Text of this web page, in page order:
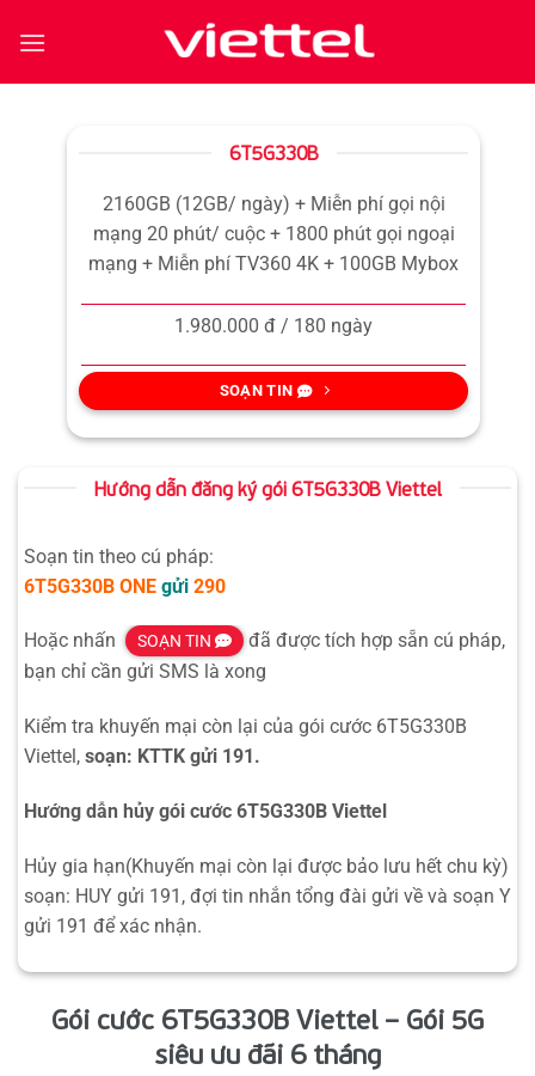
qua
6T5G330B
2160GB (12GB/ ngày) + Miễn phí gọi nội
mạng 20 phút/ cuộc + 1800 phút gọi ngoại
mạng + Miễn phí TV360 4K + 100GB Mybox
1.980.000 đ / 180 ngày
SOẠN TIN
Hướng dẫn đăng ký gói 6T5G330B Viettel
Soạn tin theo cú pháp:
6T5G330B ONE gửi 290
Hoặc nhấn SOẠN TIN
đã được tích hợp sẵn cú pháp,
bạn chỉ cần gửi SMS là xong
Kiểm tra khuyến mại còn lại của gói cước 6T5G330B
Viettel, soạn: KTTK gửi 191.
Hướng dẫn hủy gói cước 6T5G330B Viettel
Hủy gia hạn(Khuyến mại còn lại được bảo lưu hết chu kỳ)
soạn: HUY gửi 191, đợi tin nhắn tổng đài gửi về và soạn Y
gửi 191 để xác nhận.
Gói cước 6T5G330B Viettel – Gói 5G
siêu ưu đãi 6 tháng